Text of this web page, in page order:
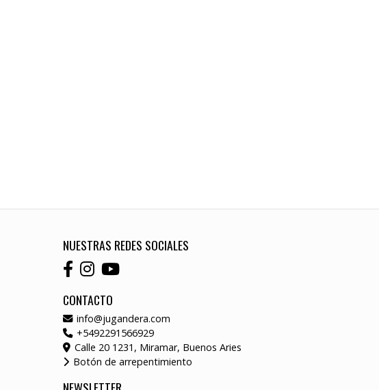
NUESTRAS REDES SOCIALES
CONTACTO
info@jugandera.com
+5492291566929
Calle 20 1231, Miramar, Buenos Aries
Botón de arrepentimiento